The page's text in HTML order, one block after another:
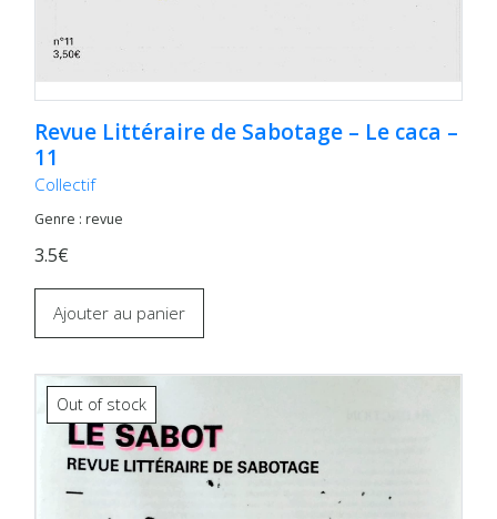
Revue Littéraire de Sabotage – Le caca –
11
Collectif
Genre : revue
3.5€
Ajouter au panier
Out of stock